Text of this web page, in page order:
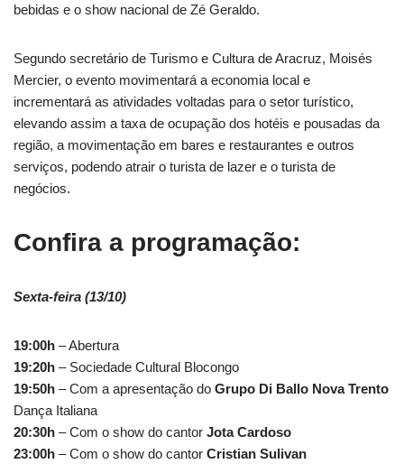
bebidas e o show nacional de Zé Geraldo.
Segundo secretário de Turismo e Cultura de Aracruz, Moisés
Mercier, o evento movimentará a economia local e
incrementará as atividades voltadas para o setor turístico,
elevando assim a taxa de ocupação dos hotéis e pousadas da
região, a movimentação em bares e restaurantes e outros
serviços, podendo atrair o turista de lazer e o turista de
negócios.
Confira a programação:
Sexta-feira (13/10)
19:00h – Abertura
19:20h – Sociedade Cultural Blocongo
19:50h – Com a apresentação do Grupo Di Ballo Nova Trento
Dança Italiana
20:30h – Com o show do cantor Jota Cardoso
23:00h – Com o show do cantor Cristian Sulivan